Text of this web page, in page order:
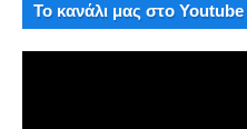
Το κανάλι μας στο Youtube